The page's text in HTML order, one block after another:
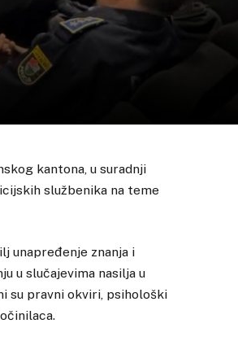
kantona, u suradnji
službenika na teme
unapređenje znanja i
u slučajevima nasilja u
su pravni okviri, psihološki